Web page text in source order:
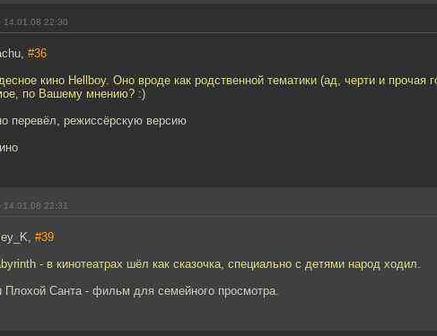
14.01.08 22:30
#36
кино Hellboy. Оно вроде как родственной тематики (ад, черти и прочая
по Вашему мнению? :)
перевёл, режиссёрскую версию
14.01.08 22:31
#39
- в кинотеатрах шёл как сказочка, специально с детями народ ходил.
Плохой Санта - фильм для семейного просмотра.